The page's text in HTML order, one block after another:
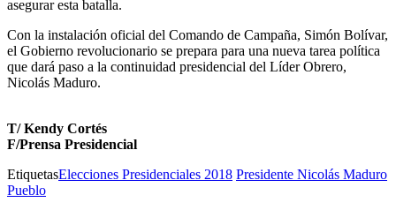
asegurar esta batalla.
Con la instalación oficial del Comando de Campaña, Simón Bolívar,
el Gobierno revolucionario se prepara para una nueva tarea política
que dará paso a la continuidad presidencial del Líder Obrero,
Nicolás Maduro.
T/ Kendy Cortés
F/Prensa Presidencial
EtiquetasElecciones Presidenciales 2018 Presidente Nicolás Maduro
Pueblo